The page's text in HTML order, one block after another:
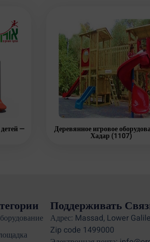
— Деревянное игровое
Хадар (1107)
Поддерживать
Адрес: Massad, Lower
Zip code 1499000